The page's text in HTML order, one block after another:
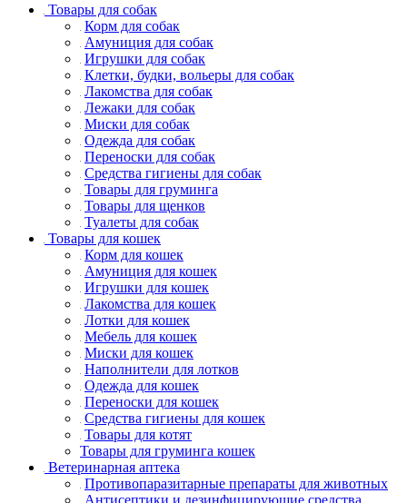
Товары для собак
Корм для собак
Амуниция для собак
Игрушки для собак
Клетки, будки, вольеры для собак
Лакомства для собак
Лежаки для собак
Миски для собак
Одежда для собак
Переноски для собак
Средства гигиены для собак
Товары для груминга
Товары для щенков
Туалеты для собак
Товары для кошек
Корм для кошек
Амуниция для кошек
Игрушки для кошек
Лакомства для кошек
Лотки для кошек
Мебель для кошек
Миски для кошек
Наполнители для лотков
Одежда для кошек
Переноски для кошек
Средства гигиены для кошек
Товары для котят
Товары для груминга кошек
Ветеринарная аптека
Противопаразитарные препараты для животных
Антисептики и дезинфицирующие средства